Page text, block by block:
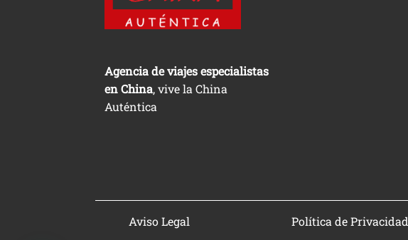
Agencia de viajes especialistas
en China, vive la China
Auténtica
Aviso Legal Política de Privacidad